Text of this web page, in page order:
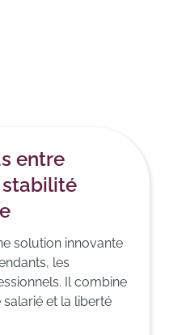
entre
solution innovante
les
Il combine
et la liberté